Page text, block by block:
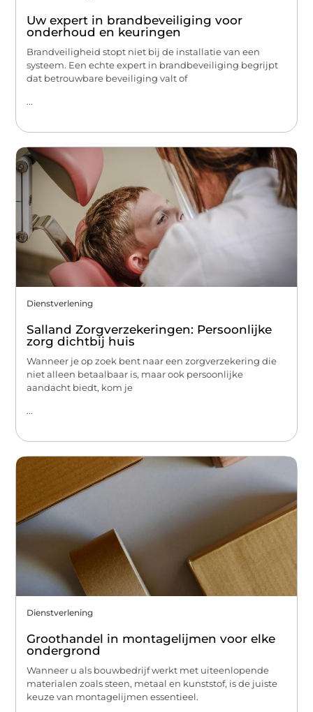
Uw expert in brandbeveiliging voor
onderhoud en keuringen
Brandveiligheid stopt niet bij de installatie van een
systeem. Een echte expert in brandbeveiliging begrijpt
dat betrouwbare beveiliging valt of
...
Dienstverlening
Salland Zorgverzekeringen: Persoonlijke
zorg dichtbij huis
Wanneer je op zoek bent naar een zorgverzekering die
niet alleen betaalbaar is, maar ook persoonlijke
aandacht biedt, kom je
...
Dienstverlening
Groothandel in montagelijmen voor elke
ondergrond
Wanneer u als bouwbedrijf werkt met uiteenlopende
materialen zoals steen, metaal en kunststof, is de juiste
keuze van montagelijmen essentieel.